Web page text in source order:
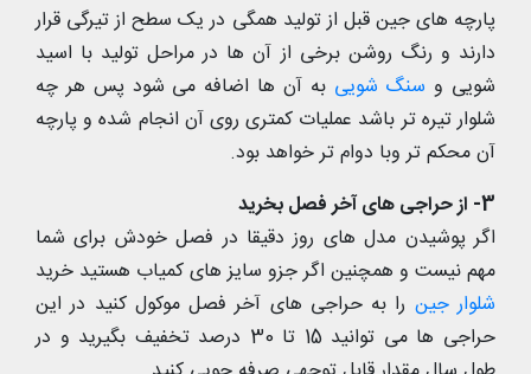
پارچه های جین قبل از تولید همگی در یک سطح از تیرگی قرار
دارند و رنگ روشن برخی از آن ها در مراحل تولید با اسید
شویی و سنگ شویی به آن ها اضافه می شود پس هر چه
شلوار تیره تر باشد عملیات کمتری روی آن انجام شده و پارچه
آن محکم تر وبا دوام تر خواهد بود.
3- از حراجی های آخر فصل بخرید
اگر پوشیدن مدل های روز دقیقا در فصل خودش برای شما
مهم نیست و همچنین اگر جزو سایز های کمیاب هستید خرید
شلوار جین را به حراجی های آخر فصل موکول کنید در این
حراجی ها می توانید 15 تا 30 درصد تخفیف بگیرید و در